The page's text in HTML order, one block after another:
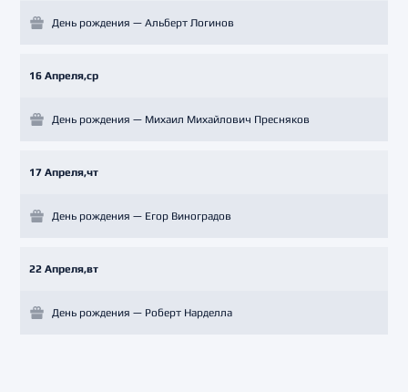
День рождения — Альберт Логинов
16 Апреля,ср
День рождения — Михаил Михайлович Пресняков
17 Апреля,чт
День рождения — Егор Виноградов
22 Апреля,вт
День рождения — Роберт Нарделла